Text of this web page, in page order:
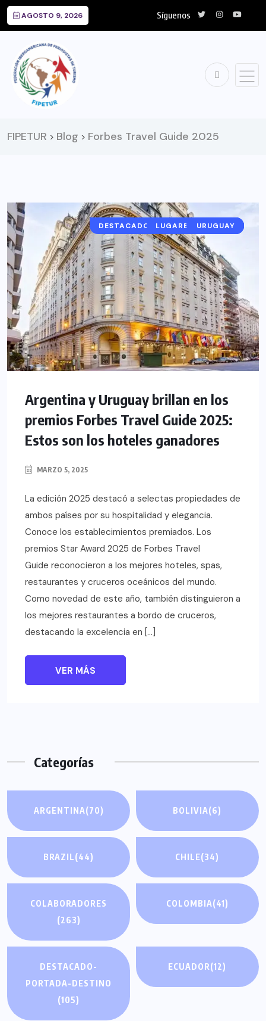
AGOSTO 9, 2026 Síguenos
FIPETUR > Blog > Forbes Travel Guide 2025
ARGENTINA
DESTACADO-PORTADA-DESTINO
LUGARES A VISITAR
NOTICIAS
URUGUAY
Argentina y Uruguay brillan en los
premios Forbes Travel Guide 2025:
Estos son los hoteles ganadores
MARZO 5, 2025
La edición 2025 destacó a selectas propiedades de
ambos países por su hospitalidad y elegancia.
Conoce los establecimientos premiados. Los
premios Star Award 2025 de Forbes Travel
Guide reconocieron a los mejores hoteles, spas,
restaurantes y cruceros oceánicos del mundo.
Como novedad de este año, también distinguieron a
los mejores restaurantes a bordo de cruceros,
destacando la excelencia en […]
VER MÁS
Categorías
ARGENTINA(70) BOLIVIA(6)
BRAZIL(44) CHILE(34)
COLABORADORES
(263)
COLOMBIA(41)
DESTACADO-
PORTADA-DESTINO
(105)
ECUADOR(12)